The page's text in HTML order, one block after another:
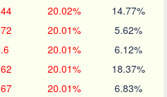
20.02% 14.77%
20.01% 5.62%
20.01% 6.12%
20.01% 18.37%
20.01% 6.83%